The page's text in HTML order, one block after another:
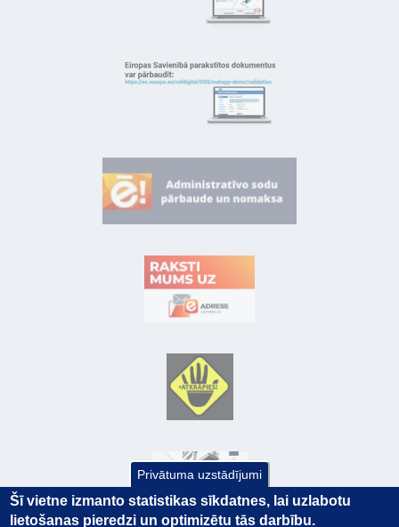
Privātuma uzstādījumi
Šī vietne izmanto statistikas sīkdatnes, lai uzlabotu
lietošanas pieredzi un optimizētu tās darbību.